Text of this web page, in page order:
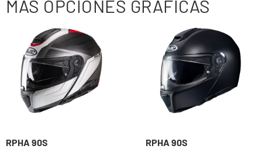
MÁS OPCIONES GRÁFICAS
RPHA 90S RPHA 90S